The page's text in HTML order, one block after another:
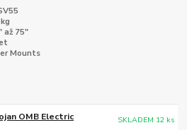
až 75"
Mounts
OMB Electric
SKLADEM 12 ks